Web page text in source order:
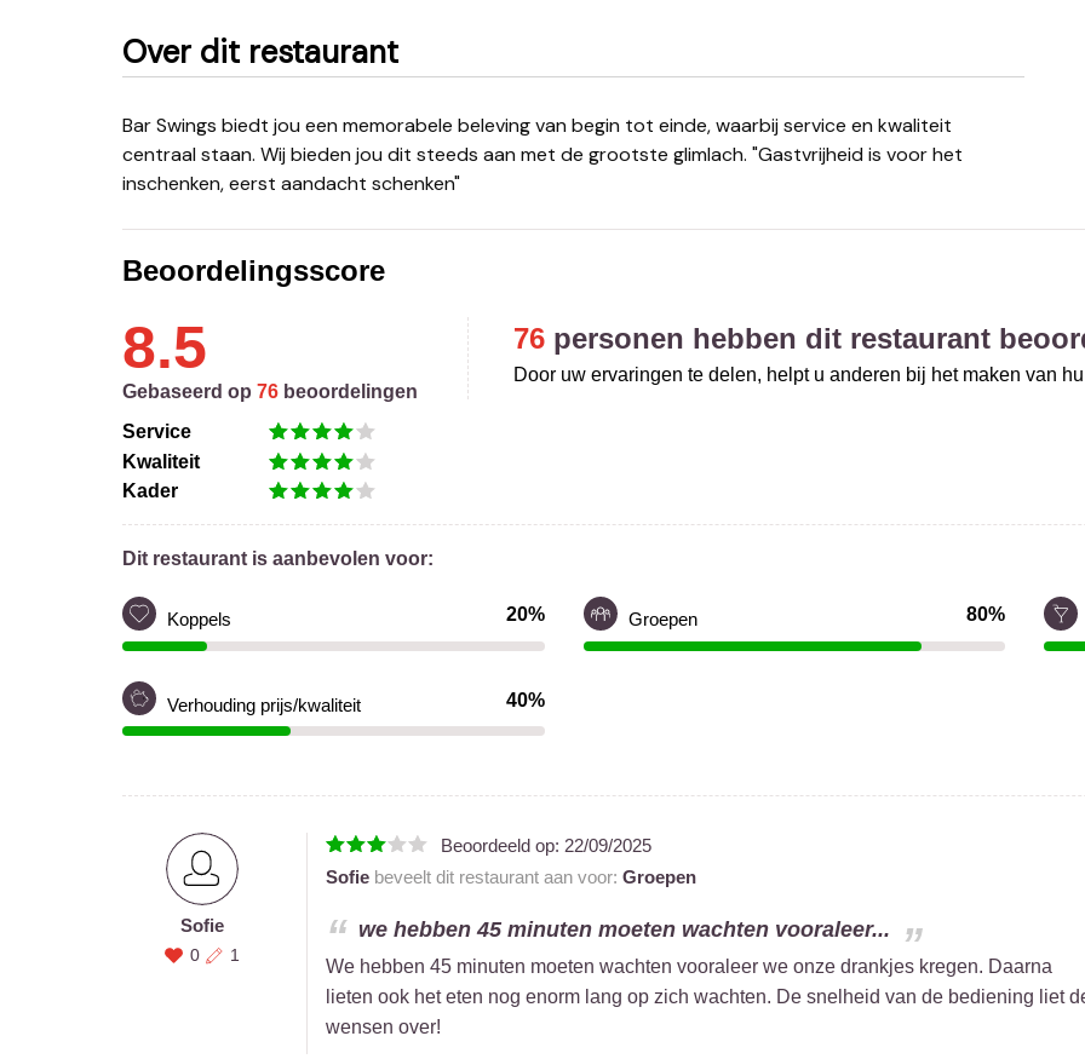
Over dit restaurant
Bar Swings biedt jou een memorabele beleving van begin tot einde, waarbij service en kwaliteit
centraal staan. Wij bieden jou dit steeds aan met de grootste glimlach. "Gastvrijheid is voor het
inschenken, eerst aandacht schenken"
Beoordelingsscore
8.5
Gebaseerd op 76 beoordelingen
Service
Kwaliteit
Kader
76 personen hebben dit restaurant
Door uw ervaringen te delen, helpt u anderen bij het maken van
Dit restaurant is aanbevolen voor:
Koppels 20% Groepen 80%
Verhouding prijs/kwaliteit 40%
Sofie
0 1
Beoordeeld op: 22/09/2025
Sofiebeveelt dit restaurant aan voor: Groepen
we hebben 45 minuten moeten wachten vooraleer...
We hebben 45 minuten moeten wachten vooraleer we onze drankjes kregen. Daarna
lieten ook het eten nog enorm lang op zich wachten. De snelheid van de bediening liet
wensen over!